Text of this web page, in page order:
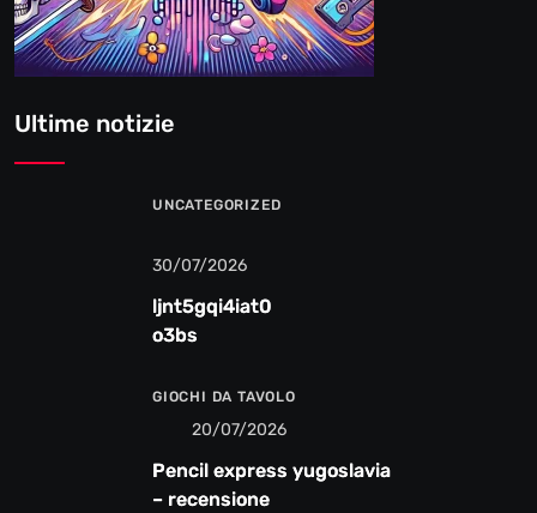
Ultime notizie
UNCATEGORIZED
30/07/2026
ljnt5gqi4iat0
o3bs
GIOCHI DA TAVOLO
20/07/2026
Pencil express yugoslavia
– recensione